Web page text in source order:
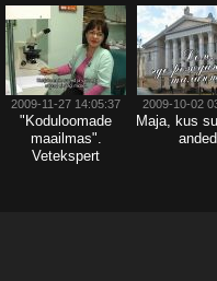
2009-11-27 14:05:37
"Koduloomade
maailmas".
Vetekspert
2009-10-02
Maja, kus
anded